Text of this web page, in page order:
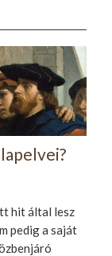
hit által lesz
pedig a saját